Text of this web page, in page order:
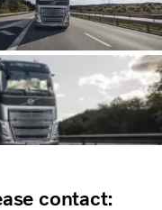
contact: